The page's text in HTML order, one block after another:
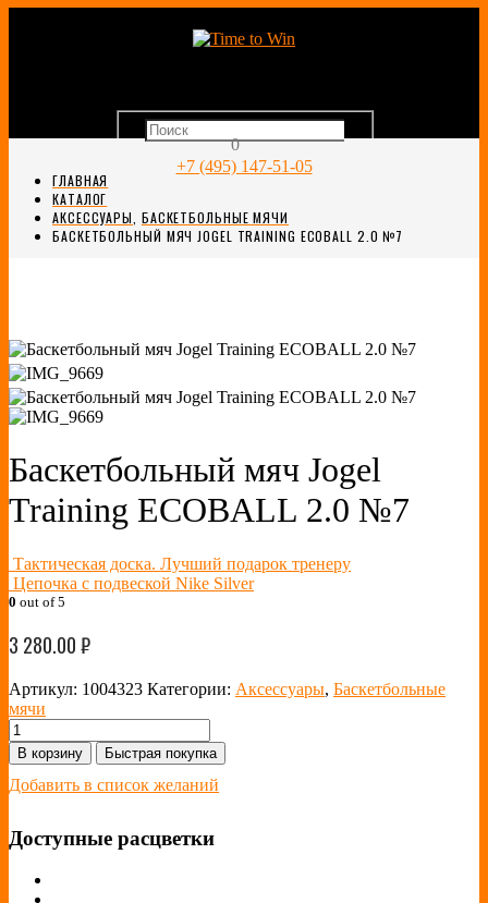
0
+7 (495) 147-51-05
ГЛАВНАЯ
КАТАЛОГ
АКСЕССУАРЫ БАСКЕТБОЛЬНЫЕ МЯЧИ
БАСКЕТБОЛЬНЫЙ МЯЧ JOGEL TRAINING ECOBALL 2.0 №7
Баскетбольный мяч Jogel
Training ECOBALL 2.0 №7
Тактическая доска. Лучший подарок тренеру
Цепочка с подвеской Nike Silver
0 out of 5
3 280.00₽
Артикул: 1004323 Категории: Аксессуары, Баскетбольные
мячи
В корзину Быстрая покупка
Добавить в список желаний
Доступные расцветки